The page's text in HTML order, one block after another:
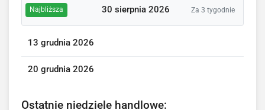
Najbliższa 30 sierpnia 2026 Za 3 tygodnie
13 grudnia 2026
20 grudnia 2026
Ostatnie niedziele handlowe: